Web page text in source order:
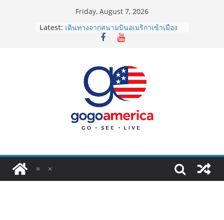
Friday, August 7, 2026
Latest: เดินทางจากสนามบินอเมริกาเข้าเมือง
2026: LAX, JFK, SFO ไปยังไงดี?
ประเทศต้องรู้
ซิมการ์ดอเมริกา 2026: ใช้ยี่ห้อไหนดี
ที่สุด? เปรียบเทียบครบจบในบทความ
โอนเงินจากอเมริกากลับไทย ใช้วิธีไหน
ประหยัดและคุ้มที่สุดในปี 2026?
VPN สำหรับใช้ในอเมริกา 2026: ตัว